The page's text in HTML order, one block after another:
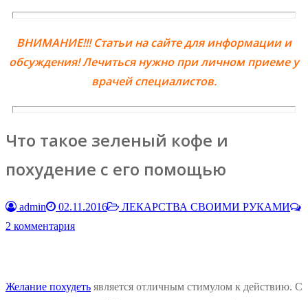
ВНИМАНИЕ!!! Статьи на сайте для информации и
обсуждения! Лечиться нужно при личном приеме у
врачей специалистов.
Что такое зеленый кофе и
похудение с его помощью
admin 02.11.2016
ЛЕКАРСТВА СВОИМИ РУКАМИ
2 комментария
Желание похудеть является отличным стимулом к действию. С